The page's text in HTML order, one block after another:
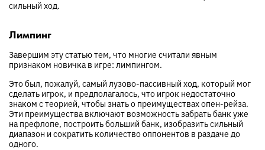
сильный ход.
Лимпинг
Завершим эту статью тем, что многие считали явным
признаком новичка в игре: лимпингом.
Это был, пожалуй, самый лузово-пассивный ход, который мог
сделать игрок, и предполагалось, что игрок недостаточно
знаком с теорией, чтобы знать о преимуществах опен-рейза.
Эти преимущества включают возможность забрать банк уже
на префлопе, построить больший банк, изобразить сильный
диапазон и сократить количество оппонентов в раздаче до
одного.